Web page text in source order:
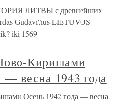
ЛИТВЫ с древнейших
Gudavi?ius LIETUVOS
iki 1569
Киришами
— весна 1943 года
Осень 1942 года — весна